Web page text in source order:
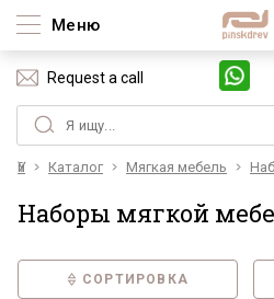
Меню
Request a call
Үй Каталог Мягкая мебель
Наборы мягкой
СОРТИРОВКА